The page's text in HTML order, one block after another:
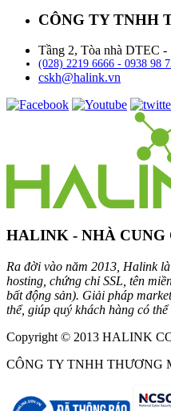
CÔNG TY TNHH
Tầng 2, Tòa nhà DTEC
(028) 2219 6666 - 0938 98
cskh@halink.vn
HALINK - NHÀ CUNG
Ra đời vào năm 2013, Halink
hosting, chứng chỉ SSL, tên
bất động sản). Giải pháp
thể, giúp quý khách hàng có
Copyright © 2013 HALINK
CÔNG TY TNHH THƯƠNG